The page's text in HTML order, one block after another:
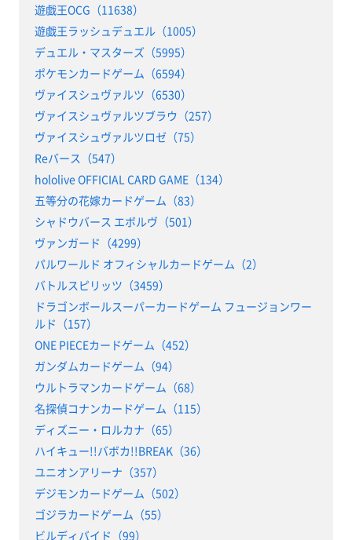
遊戯王OCG（11638）
遊戯王ラッシュデュエル（1005）
デュエル・マスターズ（5995）
ポケモンカードゲーム（6594）
ヴァイスシュヴァルツ（6530）
ヴァイスシュヴァルツブラウ（257）
ヴァイスシュヴァルツロゼ（75）
Reバース（547）
hololive OFFICIAL CARD GAME（134）
五等分の花嫁カードゲーム（83）
シャドウバース エボルヴ（501）
ヴァンガード（4299）
パルワールド オフィシャルカードゲーム（2）
バトルスピリッツ（3459）
ドラゴンボールスーパーカードゲーム フュージョンワー
ルド（157）
ONE PIECEカードゲーム（452）
ガンダムカードゲーム（94）
ウルトラマンカードゲーム（68）
名探偵コナンカードゲーム（115）
ディズニー・ロルカナ（65）
ハイキュー!!バボカ!!BREAK（36）
ユニオンアリーナ（357）
デジモンカードゲーム（502）
ゴジラカードゲーム（55）
ビルディバイド（99）